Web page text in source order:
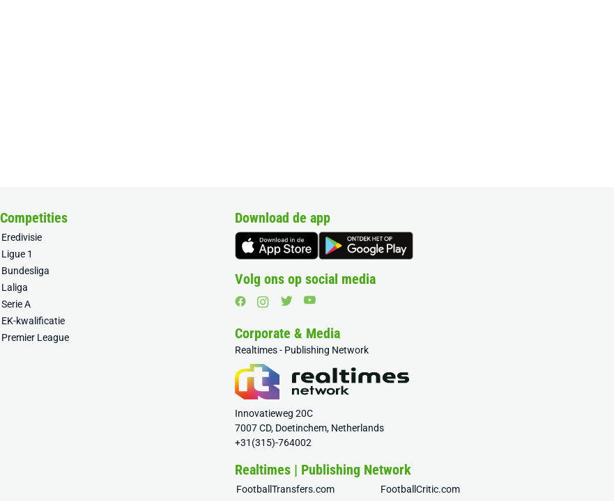
Competities
Eredivisie
Ligue 1
Bundesliga
Laliga
Serie A
EK-kwalificatie
Premier League
Download de app
Volg ons op social media
Corporate & Media
Realtimes - Publishing Network
Innovatieweg 20C
7007 CD, Doetinchem, Netherlands
+31(315)-764002
Realtimes | Publishing Network
FootballTransfers.com
FootballCritic.com